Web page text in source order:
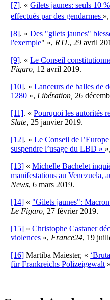
[7]. «Gilets jaunes: seuls 10
effectués par des gendarmes
[8]. «Des "gilets jaunes"
l'exemple" »,RTL, 29 avril
[9]. «Le Conseil
Figaro, 12 avril 2019.
[10]. «Lanceurs de balles de
1280 »,Libération,26
[11]. «Pourquoi les autorités
Slate, 25 janvier 2019.
[12]. « Le Conseil de
suspendre l’usage du LBD »
[13] «Michelle Bachelet
manifestations au Venezuela,
News, 6 mars 2019.
[14] « "Gilets jaunes":
Le Figaro, 27 février 2019.
[15] «Christophe Castaner
violences », France24, 19
[16] Martiba Maiester, «
für Frankreichs Polizeigewalt